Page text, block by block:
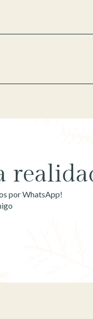
por WhatsApp!